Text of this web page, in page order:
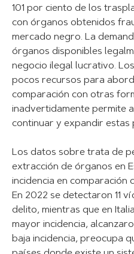
101 por ciento de los
con órganos obtenidos
mercado negro. La
órganos disponibles
negocio ilegal lucrativo.
pocos recursos para
comparación con otras
inadvertidamente permite
continuar y expandir estas
Los datos sobre trata de
extracción de órganos en
incidencia en comparación
En 2022 se detectaron 11
delito, mientras que en
mayor incidencia,
baja incidencia, preocupa